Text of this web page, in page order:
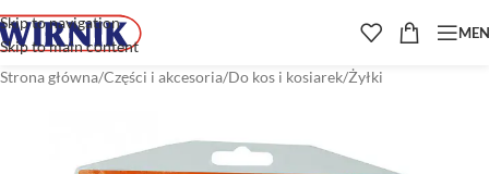
Skip to navigation
Skip to main content
Strona główna/Części i akcesoria/Do kos i kosiarek/Żyłki